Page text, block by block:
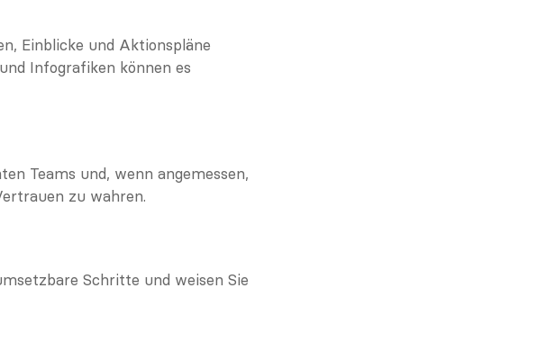
Einblicke und Aktionspläne
Infografiken können es
Teams und, wenn angemessen,
zu wahren.
Schritte und weisen Sie